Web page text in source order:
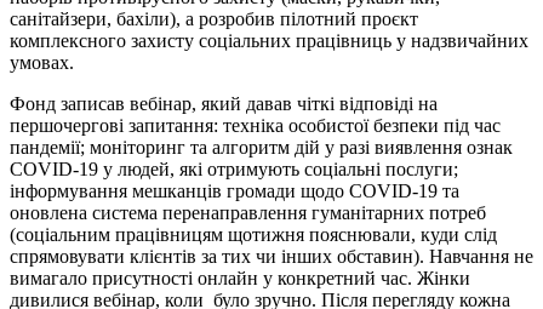
санітайзери, бахіли), а розробив пілотний проєкт
комплексного захисту соціальних працівниць у надзвичайних
умовах.
Фонд записав вебінар, який давав чіткі відповіді на
першочергові запитання: техніка особистої безпеки під час
пандемії; моніторинг та алгоритм дій у разі виявлення ознак
COVID-19 у людей, які отримують соціальні послуги;
інформування мешканців громади щодо COVID-19 та
оновлена система перенаправлення гуманітарних потреб
(соціальним працівницям щотижня пояснювали, куди слід
спрямовувати клієнтів за тих чи інших обставин). Навчання не
вимагало присутності онлайн у конкретний час. Жінки
дивилися вебінар, коли було зручно. Після перегляду кожна